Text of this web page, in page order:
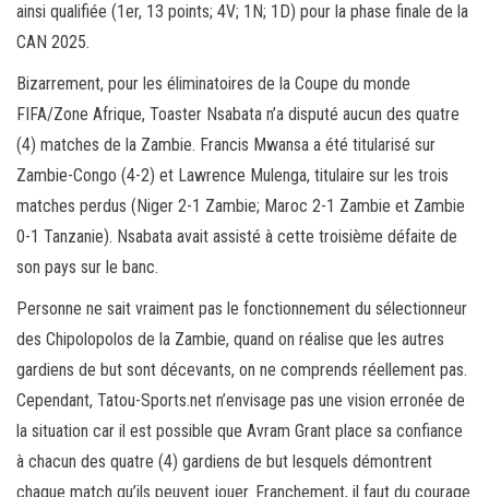
ainsi qualifiée (1er, 13 points; 4V; 1N; 1D) pour la phase finale de la
CAN 2025.
Bizarrement, pour les éliminatoires de la Coupe du monde
FIFA/Zone Afrique, Toaster Nsabata n’a disputé aucun des quatre
(4) matches de la Zambie. Francis Mwansa a été titularisé sur
Zambie-Congo (4-2) et Lawrence Mulenga, titulaire sur les trois
matches perdus (Niger 2-1 Zambie; Maroc 2-1 Zambie et Zambie
0-1 Tanzanie). Nsabata avait assisté à cette troisième défaite de
son pays sur le banc.
Personne ne sait vraiment pas le fonctionnement du sélectionneur
des Chipolopolos de la Zambie, quand on réalise que les autres
gardiens de but sont décevants, on ne comprends réellement pas.
Cependant, Tatou-Sports.net n’envisage pas une vision erronée de
la situation car il est possible que Avram Grant place sa confiance
à chacun des quatre (4) gardiens de but lesquels démontrent
chaque match qu’ils peuvent jouer. Franchement, il faut du courage